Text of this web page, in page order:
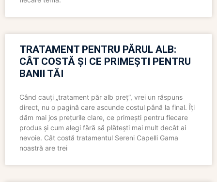
TRATAMENT PENTRU PĂRUL ALB:
CÂT COSTĂ ȘI CE PRIMEȘTI PENTRU
BANII TĂI
Când cauți „tratament păr alb preț”, vrei un răspuns
direct, nu o pagină care ascunde costul până la final. Îți
dăm mai jos prețurile clare, ce primești pentru fiecare
produs și cum alegi fără să plătești mai mult decât ai
nevoie. Cât costă tratamentul Sereni Capelli Gama
noastră are trei